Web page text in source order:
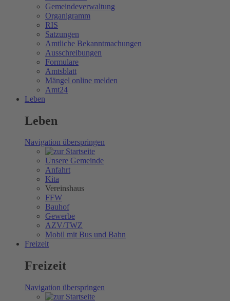
Gemeindeverwaltung
Organigramm
RIS
Satzungen
Amtliche Bekanntmachungen
Ausschreibungen
Formulare
Amtsblatt
Mängel online melden
Amt24
Leben
Leben
Navigation überspringen
Unsere Gemeinde
Anfahrt
Kita
Vereinshaus
FFW
Bauhof
Gewerbe
AZV/TWZ
Mobil mit Bus und Bahn
Freizeit
Freizeit
Navigation überspringen